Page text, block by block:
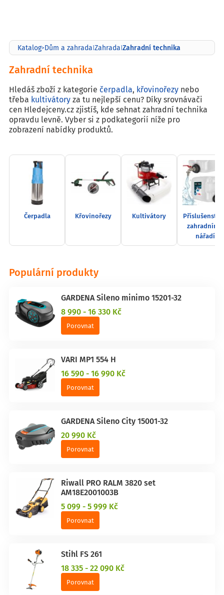
Katalog>Dům a zahrada|Zahrada|Zahradní technika
Zahradní technika
Hledáš zboží z kategorie čerpadla, křovinořezy nebo
třeba kultivátoryza tu nejlepší cenu? Díky srovnávači
cen Hledejceny.cz zjistíš, kde sehnat zahradní technika
opravdu levně. Vyber si z podkategorií níže pro
zobrazení nabídky produktů.
Čerpadla Křovinořezy Kultivátory
Příslušenství
zahradnímu
nářadí
Populární produkty
GARDENA Sileno minimo 15201-32
8 990 - 16 330 Kč
Porovnat
VARI MP1 554 H
16 590 - 16 990 Kč
Porovnat
GARDENA Sileno City 15001-32
20 990 Kč
Porovnat
Riwall PRO RALM 3820 set
AM18E2001003B
5 099 - 5 999 Kč
Porovnat
Stihl FS 261
18 335 - 22 090 Kč
Porovnat